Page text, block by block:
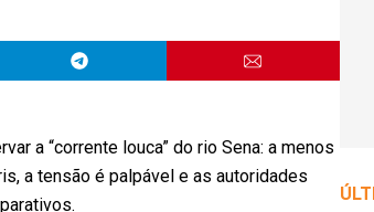
a “corrente louca” do rio Sena: a menos
a tensão é palpável e as autoridades